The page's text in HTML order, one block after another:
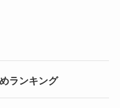
ランキング